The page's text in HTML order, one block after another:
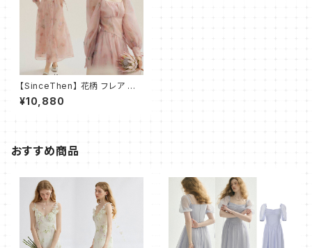
【SinceThen】 花柄 フレア ワ
ンピース ドレス マキシ 春夏
¥10,880
おすすめ商品